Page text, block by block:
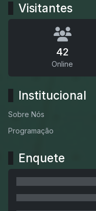
Visitantes
42
Online
Institucional
Sobre Nós
Programação
Enquete